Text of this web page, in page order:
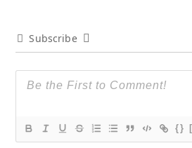
Subscribe
{}